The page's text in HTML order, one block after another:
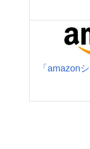
「amazon